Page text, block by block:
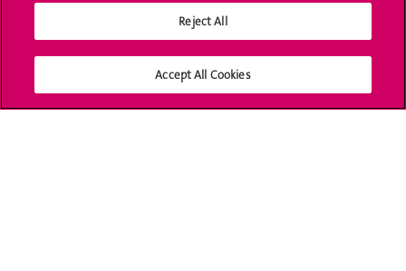
Bibliothèque
Médias sociaux UNIGE
Reject All
Accept All Cookies